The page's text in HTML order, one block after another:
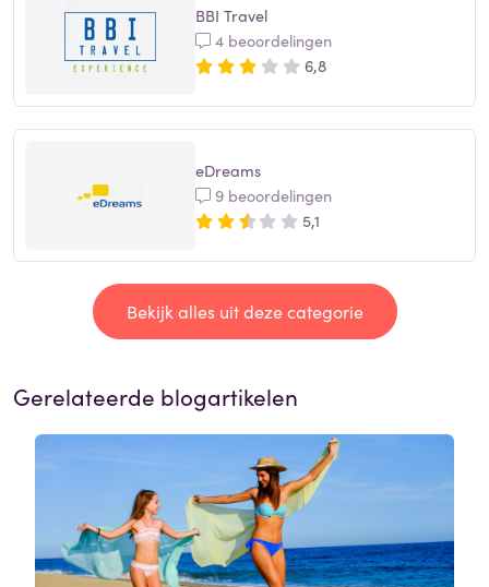
BBI Travel
4 beoordelingen
6,8
eDreams
9 beoordelingen
5,1
Bekijk alles uit deze categorie
Gerelateerde blogartikelen